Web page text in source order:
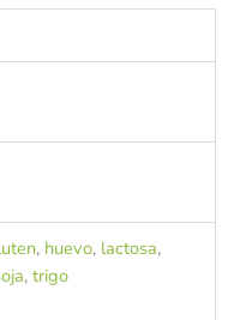
, huevo, lactosa,
, trigo